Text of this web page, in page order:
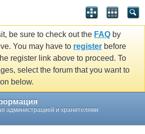
be sure to check out the FAQ by
You may have to register before
register link above to proceed. To
select the forum that you want to
below.
администрацией и хранителями